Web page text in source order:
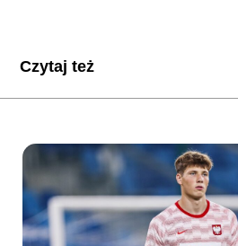
Czytaj też